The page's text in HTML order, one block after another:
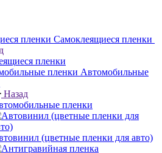
Самоклеящиеся пленки
пленки
Автомобильные
Назад
пленки
(цветные пленки для авто)